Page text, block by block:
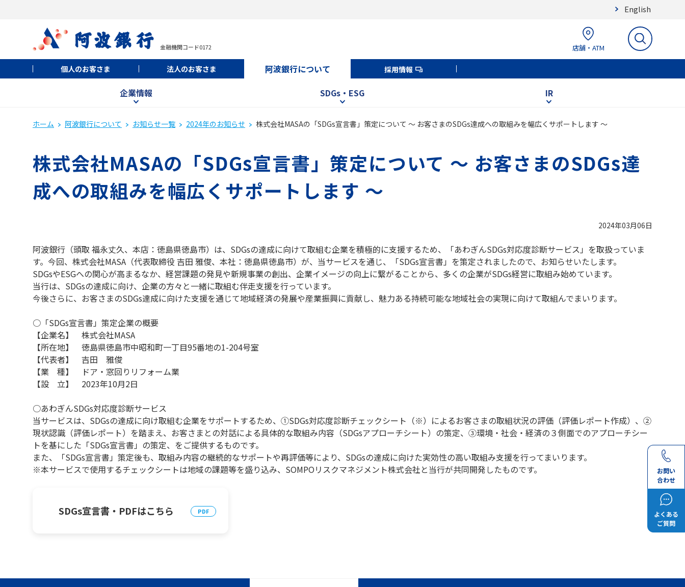
English
金融機関コード0172 店舗・ATM
個人のお客さま 法人のお客さま 阿波銀行について 採用情報
企業情報 SDGs・ESG IR
お問い
合わせ
よくある
ご質問
ホーム 阿波銀行について お知らせ一覧 2024年のお知らせ 株式会社MASAの「SDGs宣言書」策定について ～ お客さまのSDGs達成への取組みを幅広くサポートします ～
株式会社MASAの「SDGs宣言書」策定について ～ お客さまのSDGs達
成への取組みを幅広くサポートします ～
2024年03月06日
阿波銀行（頭取 福永丈久、本店：徳島県徳島市）は、SDGsの達成に向けて取組む企業を積極的に支援するため、「あわぎんSDGs対応度診断サービス」を取扱っていま
す。今回、株式会社MASA（代表取締役 吉田 雅俊、本社：徳島県徳島市）が、当サービスを通じ、「SDGs宣言書」を策定されましたので、お知らせいたします。
SDGsやESGへの関心が高まるなか、経営課題の発見や新規事業の創出、企業イメージの向上に繋がることから、多くの企業がSDGs経営に取組み始めています。
当行は、SDGsの達成に向け、企業の方々と一緒に取組む伴走支援を行っています。
今後さらに、お客さまのSDGs達成に向けた支援を通じて地域経済の発展や産業振興に貢献し、魅力ある持続可能な地域社会の実現に向けて取組んでまいります。
○「SDGs宣言書」策定企業の概要
【企業名】 株式会社MASA
【所在地】 徳島県徳島市中昭和町一丁目95番地の1-204号室
【代表者】 吉田 雅俊
【業 種】 ドア・窓回りリフォーム業
【設 立】 2023年10月2日
○あわぎんSDGs対応度診断サービス
当サービスは、SDGsの達成に向け取組む企業をサポートするため、①SDGs対応度診断チェックシート（※）によるお客さまの取組状況の評価（評価レポート作成）、②
現状認識（評価レポート）を踏まえ、お客さまとの対話による具体的な取組み内容（SDGsアプローチシート）の策定、③環境・社会・経済の３側面でのアプローチシー
トを基にした「SDGs宣言書」の策定、をご提供するものです。
また、「SDGs宣言書」策定後も、取組み内容の継続的なサポートや再評価等により、SDGsの達成に向けた実効性の高い取組み支援を行ってまいります。
※本サービスで使用するチェックシートは地域の課題等を盛り込み、SOMPOリスクマネジメント株式会社と当行が共同開発したものです。
SDGs宣言書・PDFはこちら